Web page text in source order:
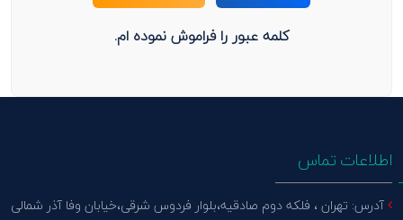
کلمه عبور را فراموش نموده ام.
اطلاعات تماس
آدرس: تهران ، فلکه دوم صادقیه،بلوار فردوس شرقی،خیابان وفا آذر شمالی